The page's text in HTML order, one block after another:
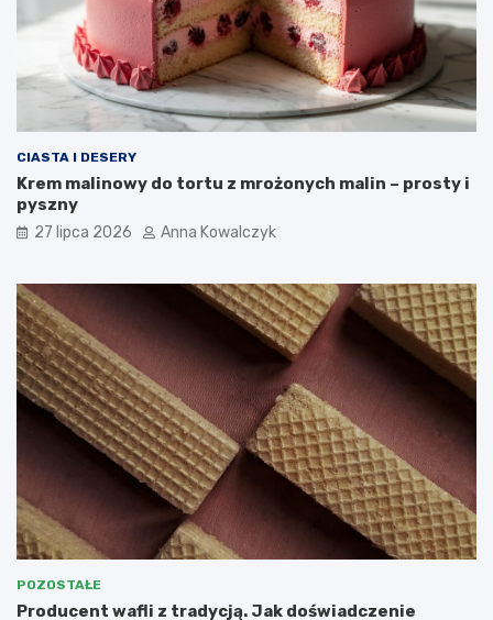
CIASTA I DESERY
Krem malinowy do tortu z mrożonych malin – prosty i
pyszny
27 lipca 2026 Anna Kowalczyk
POZOSTAŁE
Producent wafli z tradycją. Jak doświadczenie